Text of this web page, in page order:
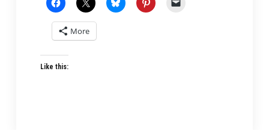
More
Like this: